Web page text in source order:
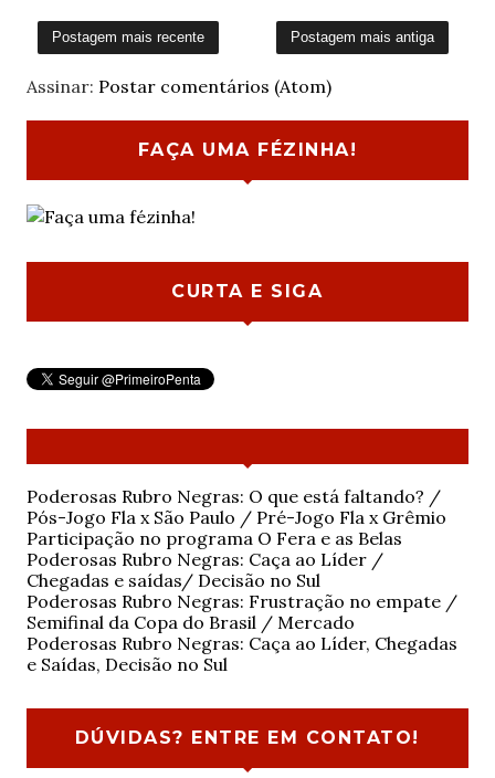
Postagem mais recente Postagem mais antiga
Assinar: Postar comentários (Atom)
FAÇA UMA FÉZINHA!
CURTA E SIGA
Poderosas Rubro Negras: O que está faltando? /
Pós-Jogo Fla x São Paulo / Pré-Jogo Fla x Grêmio
Participação no programa O Fera e as Belas
Poderosas Rubro Negras: Caça ao Líder /
Chegadas e saídas/ Decisão no Sul
Poderosas Rubro Negras: Frustração no empate /
Semifinal da Copa do Brasil / Mercado
Poderosas Rubro Negras: Caça ao Líder, Chegadas
e Saídas, Decisão no Sul
DÚVIDAS? ENTRE EM CONTATO!